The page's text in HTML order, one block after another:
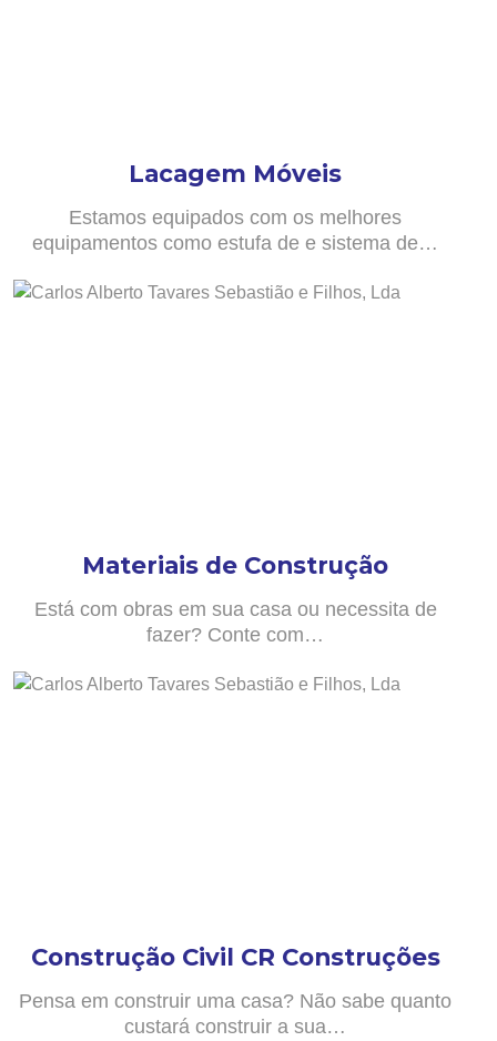
Lacagem Móveis
Estamos equipados com os melhores
equipamentos como estufa de e sistema de…
Materiais de Construção
Está com obras em sua casa ou necessita de
fazer? Conte com…
Construção Civil CR Construções
Pensa em construir uma casa? Não sabe quanto
custará construir a sua…